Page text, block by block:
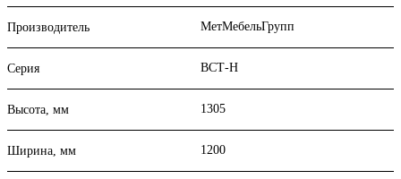
Производитель МетМебельГрупп
Серия ВСТ-Н
Высота, мм 1305
Ширина, мм 1200